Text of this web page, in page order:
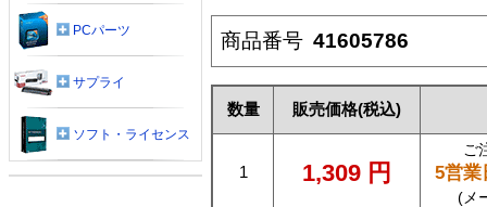
商品番号 41605786
数量 販売価格(税込)
1 1,309 円
ご
5営業
(メ
PCパーツ
サプライ
ソフト・ライセンス